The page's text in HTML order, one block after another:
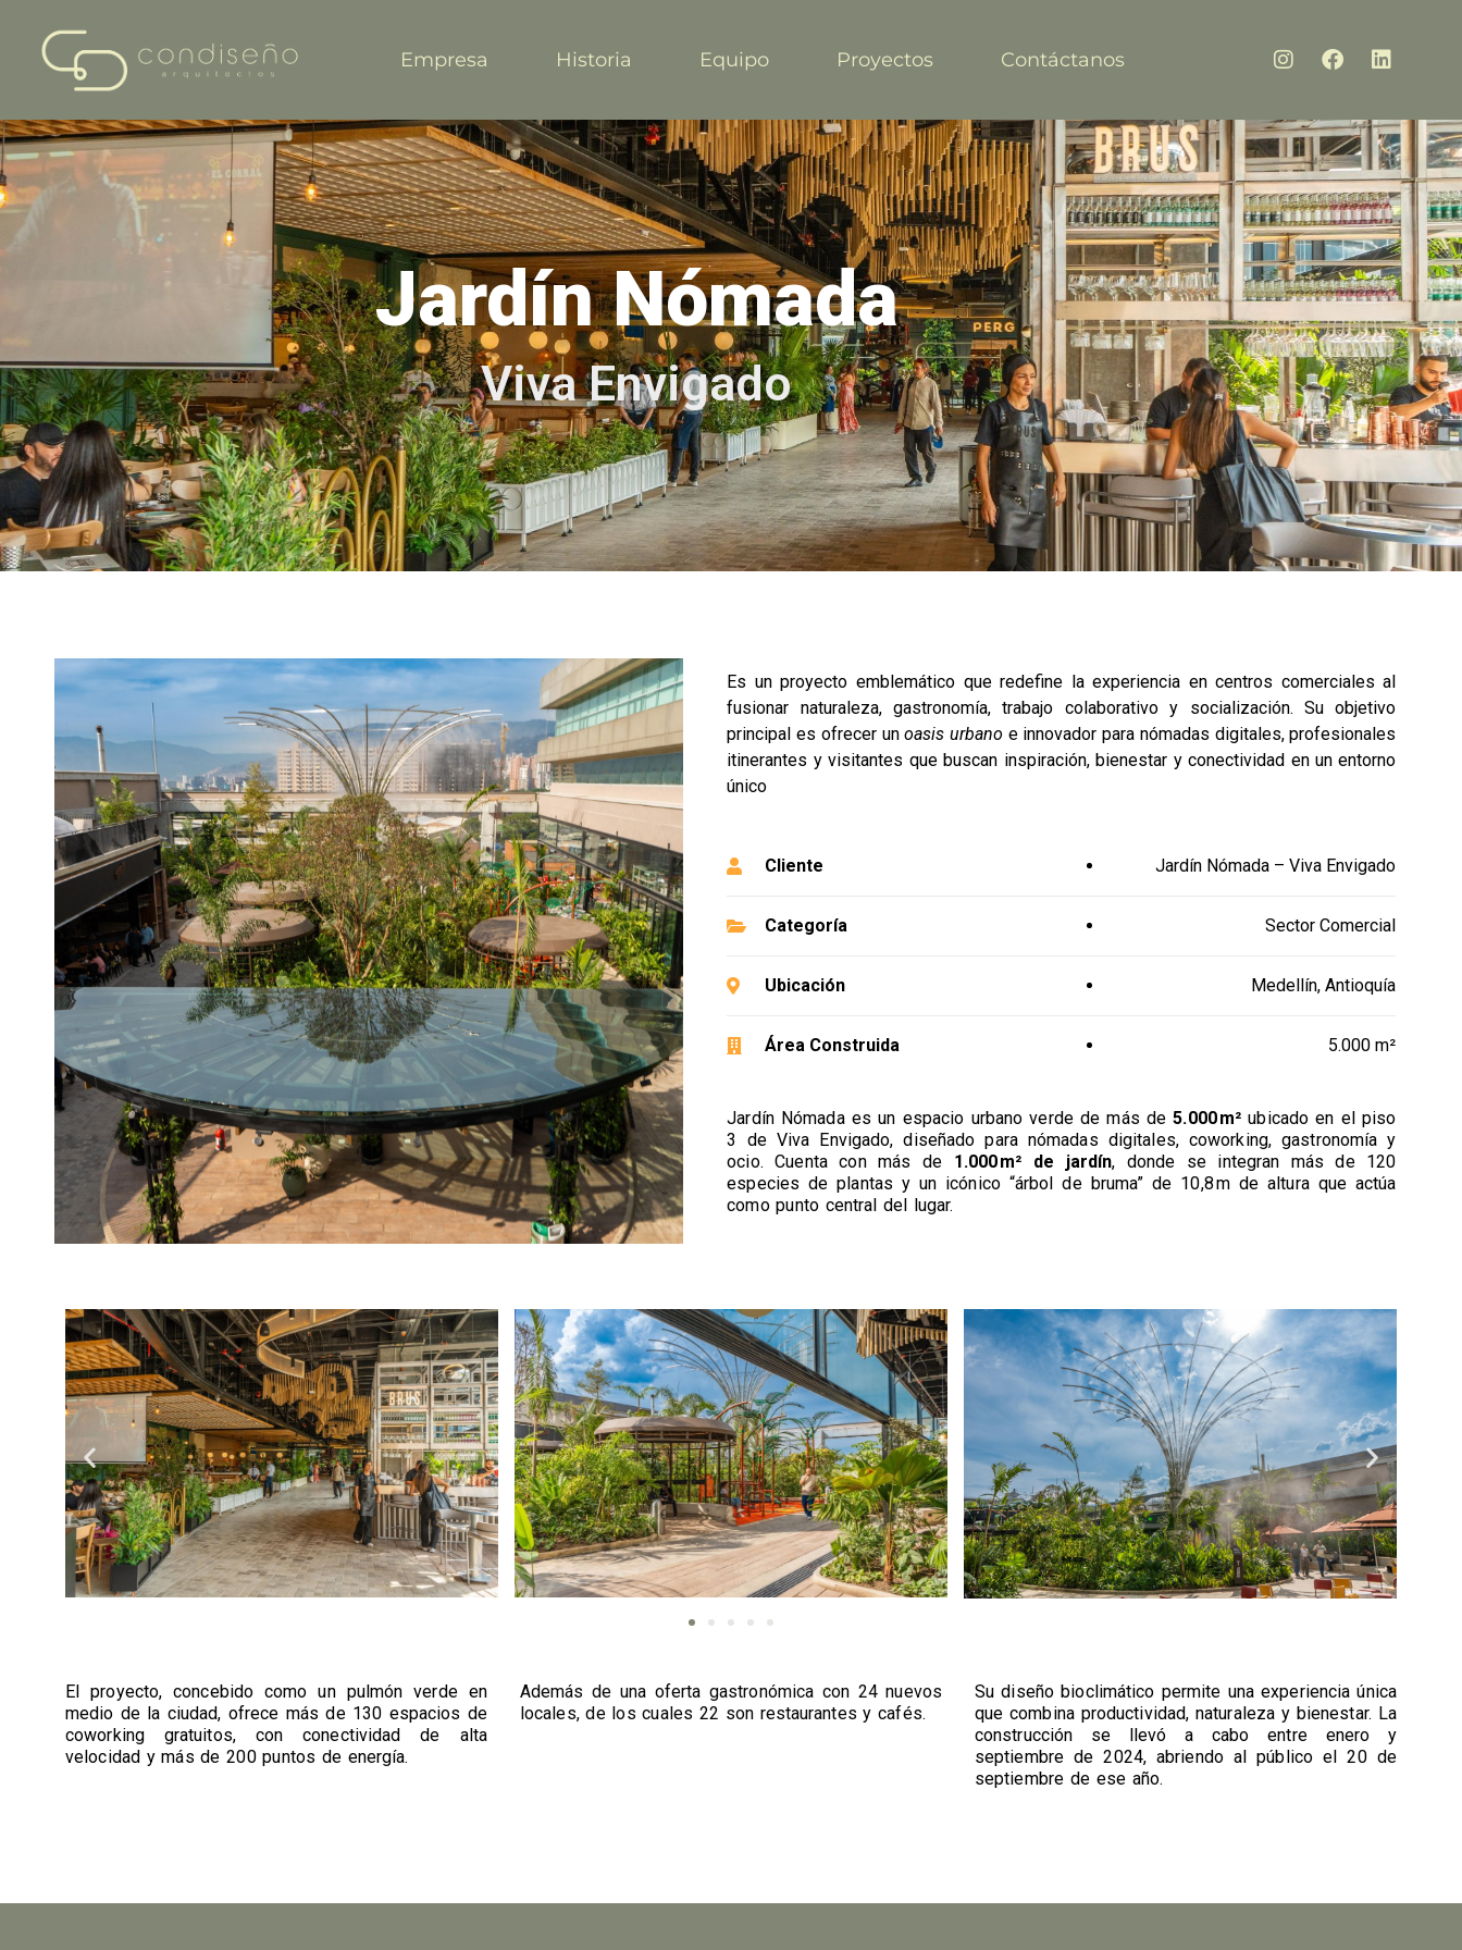
Empresa Historia Equipo Proyectos Contáctanos
Jardín Nómada
Viva Envigado
Es un proyecto emblemático que redefine la experiencia en centros comerciales al
fusionar naturaleza, gastronomía, trabajo colaborativo y socialización. Su objetivo
principal es ofrecer unoasis urbano e innovador para nómadas digitales, profesionales
itinerantes y visitantes que buscan inspiración, bienestar y conectividad en un entorno
único
Cliente Jardín Nómada – Viva Envigado
Categoría Sector Comercial
Ubicación Medellín, Antioquía
Área Construida 5.000 m²
Jardín Nómada es un espacio urbano verde de más de5.000 m²ubicado en el piso
3 de Viva Envigado, diseñado para nómadas digitales, coworking, gastronomía y
ocio. Cuenta con más de 1.000 m² de jardín, donde se integran más de 120
especies de plantas y un icónico “árbol de bruma” de 10,8 m de altura que actúa
como punto central del lugar.
El proyecto, concebido como un pulmón verde en
medio de la ciudad, ofrece más de 130 espacios de
coworking gratuitos, con conectividad de alta
velocidad y más de 200 puntos de energía.
Además de una oferta gastronómica con 24 nuevos
locales, de los cuales 22 son restaurantes y cafés.
Su diseño bioclimático permite una experiencia única
que combina productividad, naturaleza y bienestar. La
construcción se llevó a cabo entre enero y
septiembre de 2024, abriendo al público el 20 de
septiembre de ese año.